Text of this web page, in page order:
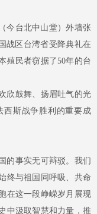
今台北中山堂）外墙张
战区台湾省受降典礼在
殖民者窃据了50年的台
欣鼓舞、扬眉吐气的光
西斯战争胜利的重要成
的事实无可辩驳。我们
终与祖国同呼吸、共命
在这一段峥嵘岁月展现
中汲取智慧和力量，推